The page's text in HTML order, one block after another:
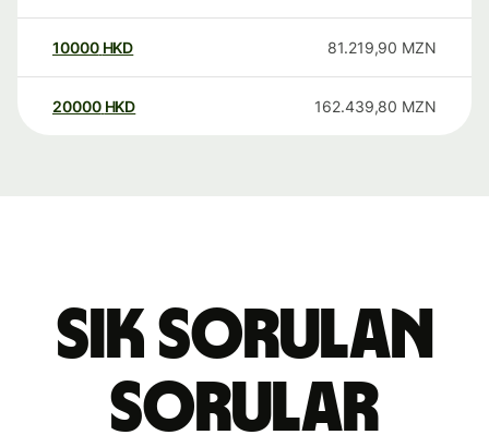
10000 HKD 81.219,90 MZN
20000 HKD 162.439,80 MZN
Sık sorulan
sorular